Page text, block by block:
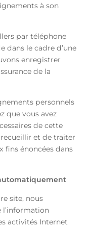
à son
par téléphone
dans le cadre d’une
enregistrer
de la
personnels
que vous avez
de cette
et de traiter
fins énoncées dans
site, nous
activités Internet